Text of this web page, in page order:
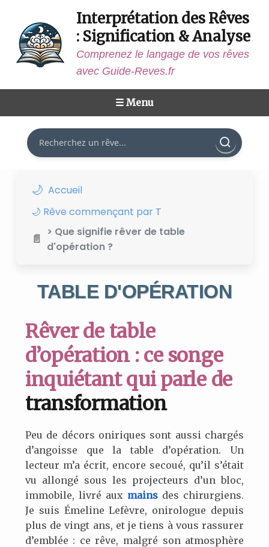
Interprétation des Rêves
: Signification & Analyse
Comprenez le langage de vos rêves
avec Guide-Reves.fr
☰ Menu
Rechercher
Accueil
🌙 Rêve commençant par T
> Que signifie rêver de table
d'opération ?
TABLE D'OPÉRATION
Rêver de table
d’opération : ce songe
inquiétant qui parle de
transformation
Peu de décors oniriques sont aussi chargés
d’angoisse que la table d’opération. Un
lecteur m’a écrit, encore secoué, qu’il s’était
vu allongé sous les projecteurs d’un bloc,
immobile, livré aux mains des chirurgiens.
Je suis Émeline Lefèvre, onirologue depuis
plus de vingt ans, et je tiens à vous rassurer
d’emblée : ce rêve, malgré son atmosphère